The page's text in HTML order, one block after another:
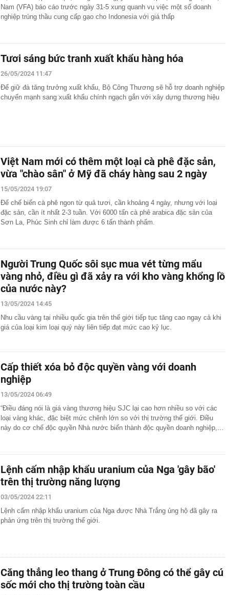
Nam (VFA) báo cáo trước ngày 31-5 xung quanh vụ việc một số doanh
nghiệp trúng thầu cung cấp gạo cho Indonesia với giá thấp
Tươi sáng bức tranh xuất khẩu hàng hóa
26/05/2024 11:47
Để giữ đà tăng trưởng xuất khẩu, Bộ Công Thương sẽ hỗ trợ doanh nghiệp
chuyển mạnh sang xuất khẩu chính ngạch gắn với xây dựng thương hiệu
Việt Nam mới có thêm một loại cà phê đặc sản,
vừa "chào sân" ở Mỹ đã cháy hàng sau 2 ngày
15/05/2024 19:07
Để chế biến cà phê ngon từ quả tươi, cần khoảng 4 ngày, nhưng với loại
đặc sản, cần ít nhất 2-3 tuần. Với 6000 tấn cà phê arabica đặc sản của
Sơn La, Phúc Sinh chỉ làm được 6 tấn thành phẩm.
Người Trung Quốc sôi sục mua vét từng mẩu
vàng nhỏ, điều gì đã xảy ra với kho vàng khổng lồ
của nước này?
13/05/2024 14:45
Nhu cầu vàng tại nhiều quốc gia trên thế giới tiếp tục tăng cao ngay cả khi
giá của loại kim loại quý này liên tiếp đạt mức cao kỷ lục.
Cấp thiết xóa bỏ độc quyền vàng với doanh
nghiệp
13/05/2024 06:49
“Điều đáng nói là giá vàng thương hiệu SJC lại cao hơn nhiều so với các
loại vàng khác, đặc biệt mức chênh lớn so với thị trường thế giới. Điều
này do cơ chế độc quyền Nhà nước biến thành độc quyền doanh nghiệp,…
Lệnh cấm nhập khẩu uranium của Nga 'gây bão'
trên thị trường năng lượng
03/05/2024 22:11
Lệnh cấm nhập khẩu uranium của Nga được Nhà Trắng ủng hộ đã gây ra
phản ứng trên thị trường thế giới.
Căng thẳng leo thang ở Trung Đông có thể gây cú
sốc mới cho thị trường toàn cầu